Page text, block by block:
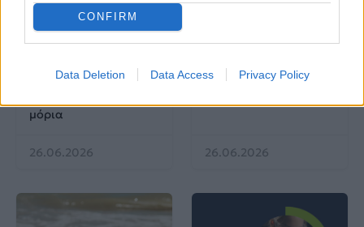
CONFIRM
Data Deletion Data Access Privacy Policy
Πανελλαδικές 2026:
βαθμολογιών η
μόρια
26.06.2026
Μία κάρτα για όλες τις
26.06.2026